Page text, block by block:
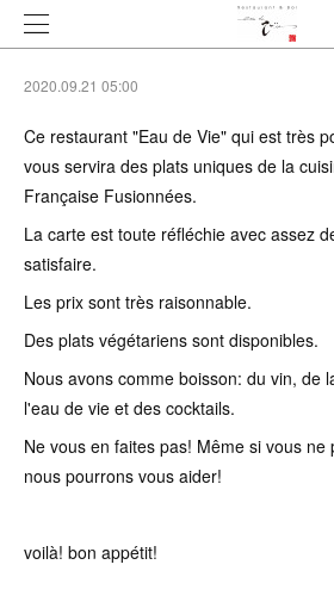
2020.09.21 05:00
Ce restaurant "Eau de Vie" qui est très
vous servira des plats uniques de la
Française Fusionnées.
La carte est toute réfléchie avec assez
satisfaire.
Les prix sont très raisonnable.
Des plats végétariens sont disponibles.
Nous avons comme boisson: du vin, de
l'eau de vie et des cocktails.
Ne vous en faites pas! Même si vous ne
nous pourrons vous aider!
voilà! bon appétit!